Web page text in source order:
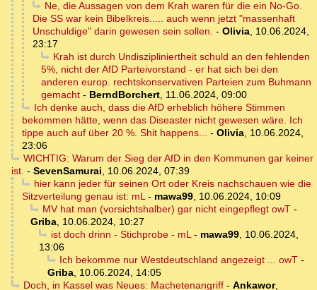
Ne, die Aussagen von dem Krah waren für die ein No-Go.
Die SS war kein Bibelkreis..... auch wenn jetzt "massenhaft
Unschuldige" darin gewesen sein sollen. - Olivia, 10.06.2024,
23:17
Krah ist durch Undiszipliniertheit schuld an den fehlenden
5%, nicht der AfD Parteivorstand - er hat sich bei den
anderen europ. rechtskonservativen Parteien zum Buhmann
gemacht - BerndBorchert, 11.06.2024, 09:00
Ich denke auch, dass die AfD erheblich höhere Stimmen
bekommen hätte, wenn das Diseaster nicht gewesen wäre. Ich
tippe auch auf über 20 %. Shit happens... - Olivia, 10.06.2024,
23:06
WICHTIG: Warum der Sieg der AfD in den Kommunen gar keiner
ist. - SevenSamurai, 10.06.2024, 07:39
hier kann jeder für seinen Ort oder Kreis nachschauen wie die
Sitzverteilung genau ist: mL- mawa99, 10.06.2024, 10:09
MV hat man (vorsichtshalber) gar nicht eingepflegt owT-
Griba, 10.06.2024, 10:27
ist doch drinn - Stichprobe - mL- mawa99, 10.06.2024,
13:06
Ich bekomme nur Westdeutschland angezeigt ... owT-
Griba, 10.06.2024, 14:05
Doch, in Kassel was Neues: Machetenangriff- Ankawor,